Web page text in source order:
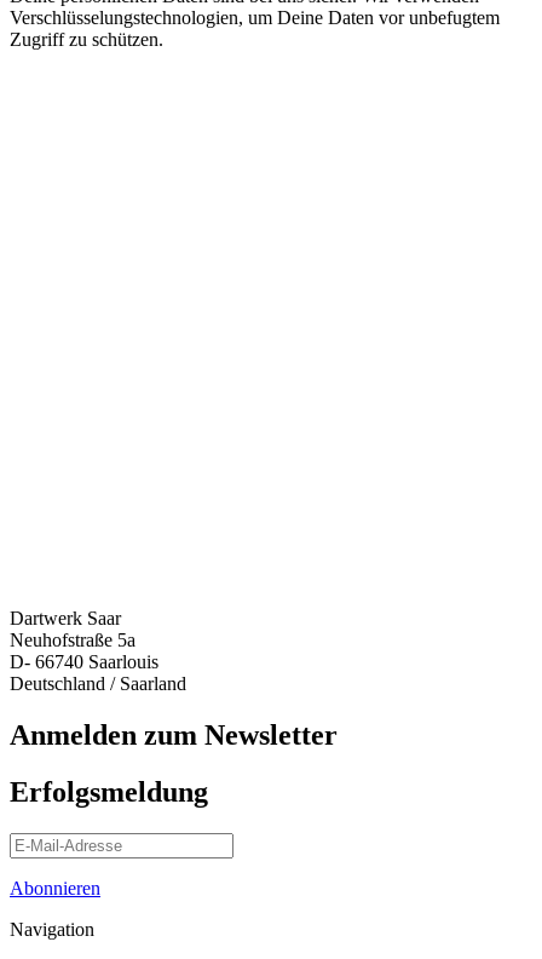
Verschlüsselungstechnologien, um Deine Daten vor unbefugtem
Zugriff zu schützen.
Dartwerk Saar
Neuhofstraße 5a
D- 66740 Saarlouis
Deutschland / Saarland
Anmelden zum Newsletter
Erfolgsmeldung
Abonnieren
Navigation